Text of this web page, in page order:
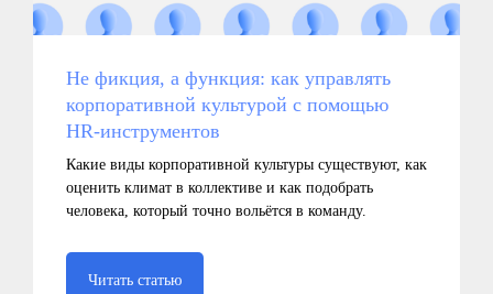
Не фикция, а функция: как управлять
корпоративной культурой с помощью
HR-инструментов
Какие виды корпоративной культуры существуют, как
оценить климат в коллективе и как подобрать
человека, который точно вольётся в команду.
Читать статью